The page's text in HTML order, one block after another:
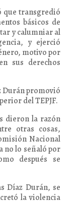
que transgredió
básicos de
y calumniar al
y ejerció
motivo por
sus derechos
Durán promovió
del TEPJF.
dieron la razón
otras cosas,
Nacional
no lo señaló por
después se
Díaz Durán, se
la violencia